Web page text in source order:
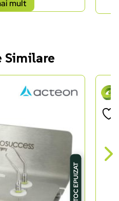
mult
Similare
STOC EPUIZAT